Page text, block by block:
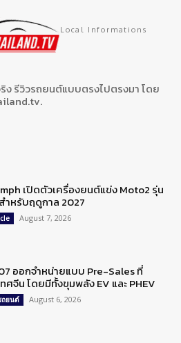
Local Informations
ริง รีวิวรถยนต์แบบตรงไปตรงมา โดย
เปิดตัวเครื่องยนต์แข่ง Moto2 รุ่น
ำหรับฤดูกาล 2027
August 7, 2026
ออกจำหน่ายแบบ Pre-Sales ที่
ทศจีน โดยมีทั้งขุมพลัง EV และ PHEV
ถยนต์ August 6, 2026